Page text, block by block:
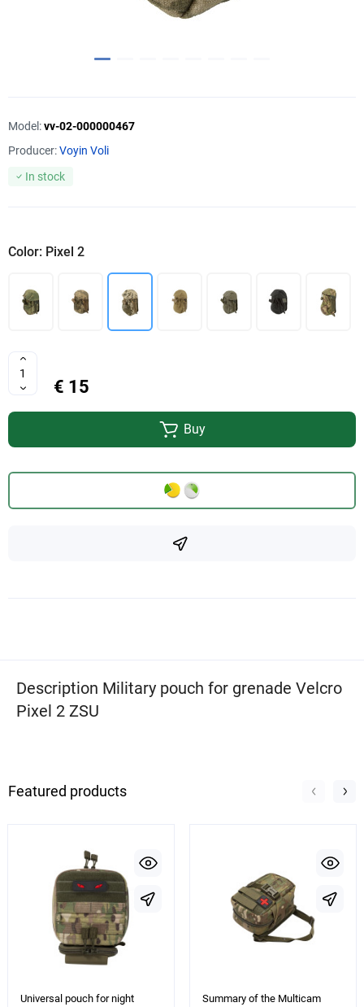
Model:vv-02-000000467
Producer:Voyin Voli
In stock
Color: Pixel 2
€ 15
Buy
Description Military pouch for grenade Velcro
Pixel 2 ZSU
Featured products
Universal pouch for night
Summary of the Multicam